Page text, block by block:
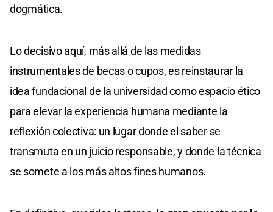
dogmática.
Lo decisivo aquí, más allá de las medidas
instrumentales de becas o cupos, es reinstaurar la
idea fundacional de la universidad como espacio ético
para elevar la experiencia humana mediante la
reflexión colectiva: un lugar donde el saber se
transmuta en un juicio responsable, y donde la técnica
se somete a los más altos fines humanos.